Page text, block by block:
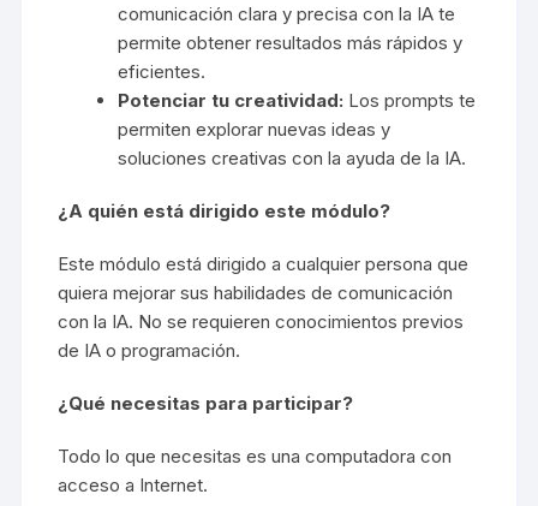
comunicación clara y precisa con la IA te
permite obtener resultados más rápidos y
eficientes.
Potenciar tu creatividad: Los prompts te
permiten explorar nuevas ideas y
soluciones creativas con la ayuda de la IA.
¿A quién está dirigido este módulo?
Este módulo está dirigido a cualquier persona que
quiera mejorar sus habilidades de comunicación
con la IA. No se requieren conocimientos previos
de IA o programación.
¿Qué necesitas para participar?
Todo lo que necesitas es una computadora con
acceso a Internet.